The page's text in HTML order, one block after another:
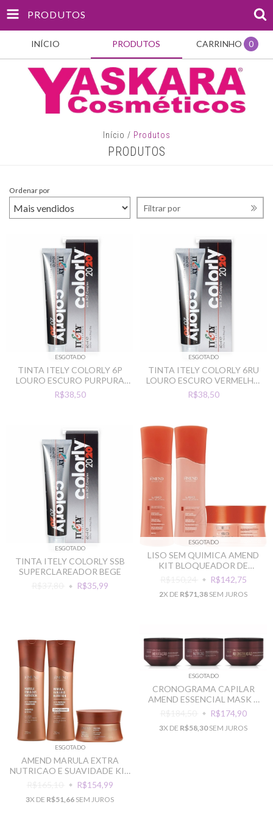
PRODUTOS
INÍCIO PRODUTOS CARRINHO 0
Início / Produtos
PRODUTOS
Ordenar por
Filtrar por
ESGOTADO
TINTA ITELY COLORLY 6P
LOURO ESCURO PURPURA
(6.55)
R$38,50
ESGOTADO
TINTA ITELY COLORLY 6RU
LOURO ESCURO VERMELHO
RUBI (6.556)
R$38,50
ESGOTADO
TINTA ITELY COLORLY SSB
SUPERCLAREADOR BEGE
R$37,80
R$35,99
ESGOTADO
LISO SEM QUIMICA AMEND
KIT BLOQUEADOR DE
UMIDADE
R$150,24 R$142,75
2X DE R$71,38 SEM JUROS
ESGOTADO
AMEND MARULA EXTRA
NUTRICAO E SUAVIDADE KIT
SH COND MASCARA
R$165,10 R$154,99
3X DE R$51,66 SEM JUROS
ESGOTADO
CRONOGRAMA CAPILAR
AMEND ESSENCIAL MASK 4
SEMANAS
R$184,50 R$174,90
3X DE R$58,30SEM JUROS